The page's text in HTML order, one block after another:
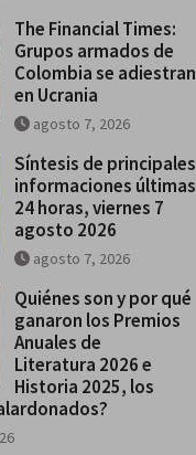
The Financial Times:
Grupos armados de
Colombia se adiestran
en Ucrania
agosto 7, 2026
Síntesis de principales
informaciones últimas
24 horas, viernes 7
agosto 2026
agosto 7, 2026
Quiénes son y por qué
ganaron los Premios
Anuales de
Literatura 2026 e
Historia 2025, los